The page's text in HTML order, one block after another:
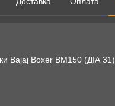
Bajaj Boxer BM150 (ДІА 31)